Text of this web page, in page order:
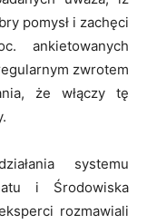
pomysł i zachęci
ankietowanych
zwrotem
że włączy tę
systemu
i Środowiska
rozmawiali